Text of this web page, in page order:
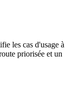
les cas d'usage à
priorisée et un